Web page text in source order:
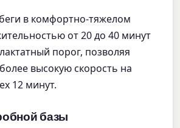
в комфортно-тяжелом
от 20 до 40 минут
порог, позволяя
высокую скорость на
12 минут.
базы